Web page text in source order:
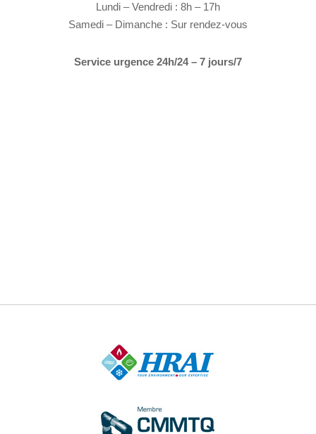
Lundi – Vendredi : 8h – 17h
Samedi – Dimanche : Sur rendez-vous
Service urgence 24h/24 – 7 jours/7